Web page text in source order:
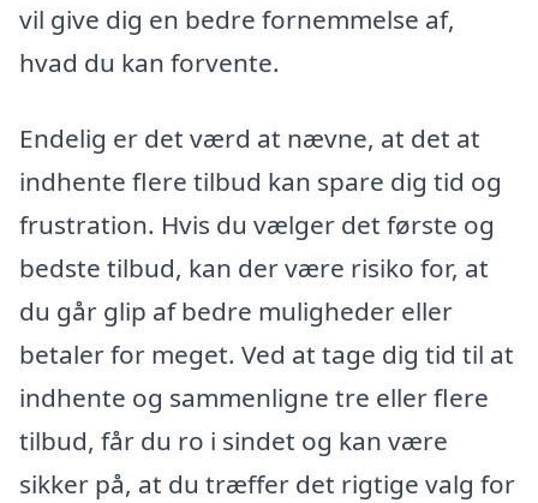
vil give dig en bedre fornemmelse af,
hvad du kan forvente.
Endelig er det værd at nævne, at det at
indhente flere tilbud kan spare dig tid og
frustration. Hvis du vælger det første og
bedste tilbud, kan der være risiko for, at
du går glip af bedre muligheder eller
betaler for meget. Ved at tage dig tid til at
indhente og sammenligne tre eller flere
tilbud, får du ro i sindet og kan være
sikker på, at du træffer det rigtige valg for